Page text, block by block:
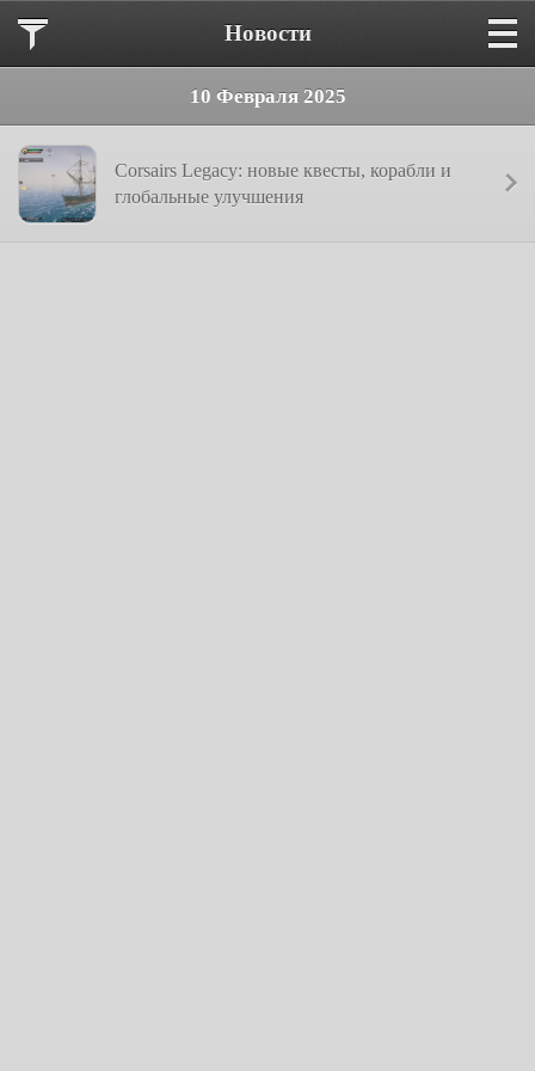
Новости
10 Февраля 2025
Corsairs Legacy: новые квесты, корабли и
глобальные улучшения